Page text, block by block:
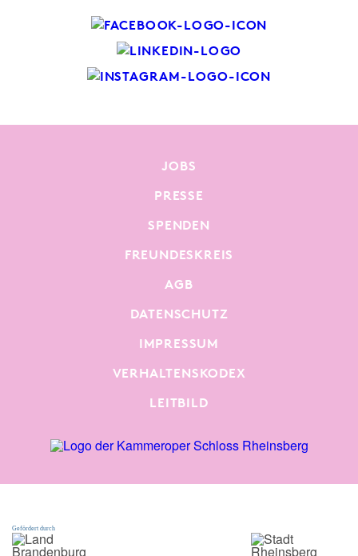
JOBS
PRESSE
SPENDEN
FREUNDESKREIS
AGB
DATENSCHUTZ
IMPRESSUM
VERHALTENSKODEX
LEITBILD
Gefördert durch